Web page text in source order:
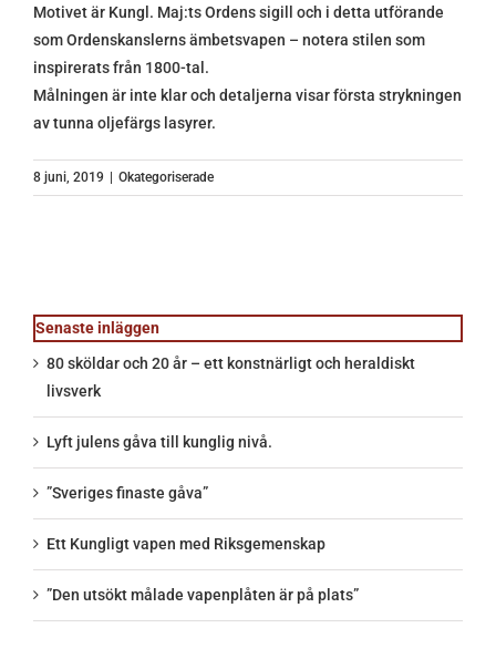
Motivet är Kungl. Maj:ts Ordens sigill och i detta utförande
som Ordenskanslerns ämbetsvapen – notera stilen som
inspirerats från 1800-tal.
Målningen är inte klar och detaljerna visar första strykningen
av tunna oljefärgs lasyrer.
8 juni, 2019 | Okategoriserade
Senaste inläggen
80 sköldar och 20 år – ett konstnärligt och heraldiskt
livsverk
Lyft julens gåva till kunglig nivå.
”Sveriges finaste gåva”
Ett Kungligt vapen med Riksgemenskap
”Den utsökt målade vapenplåten är på plats”